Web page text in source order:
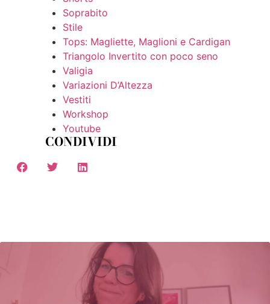
Soprabito
Stile
Tops: Magliette, Maglioni e Cardigan
Triangolo Invertito con poco seno
Valigia
Variazioni D’Altezza
Vestiti
Workshop
Youtube
CONDIVIDI